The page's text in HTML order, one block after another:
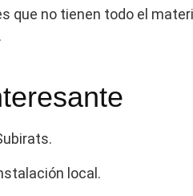
que no tienen todo el
local.